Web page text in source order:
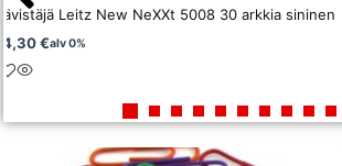
Leitz New NeXXt 5008 30 arkkia sininen
€alv 0%